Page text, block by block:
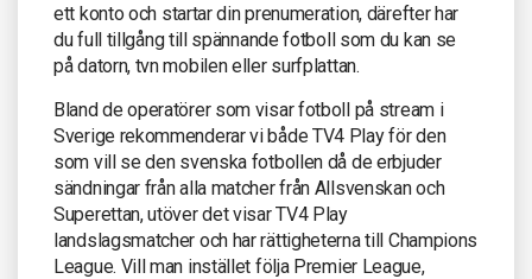
ett konto och startar din prenumeration, därefter har
du full tillgång till spännande fotboll som du kan se
på datorn, tvn mobilen eller surfplattan.
Bland de operatörer som visar fotboll på stream i
Sverige rekommenderar vi både TV4 Play för den
som vill se den svenska fotbollen då de erbjuder
sändningar från alla matcher från Allsvenskan och
Superettan, utöver det visar TV4 Play
landslagsmatcher och har rättigheterna till Champions
League. Vill man instället följa Premier League,